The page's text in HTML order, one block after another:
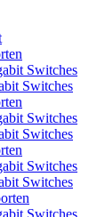
Switches
Switches
Switches
Switches
Switches
Switches
Switches